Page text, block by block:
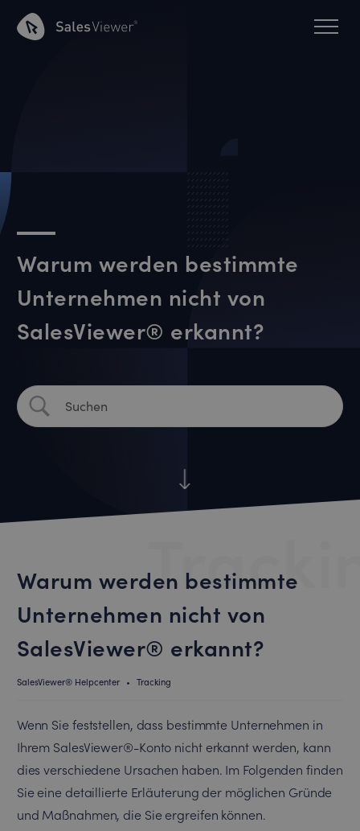
Warum werden bestimmte
Unternehmen nicht von
SalesViewer® erkannt?
Warum werden bestimmte
Unternehmen nicht von
SalesViewer® erkannt?
SalesViewer® Helpcenter • Tracking
Wenn Sie feststellen, dass bestimmte Unternehmen in
Ihrem SalesViewer®-Konto nicht erkannt werden, kann
dies verschiedene Ursachen haben. Im Folgenden finden
Sie eine detaillierte Erläuterung der möglichen Gründe
und Maßnahmen, die Sie ergreifen können.